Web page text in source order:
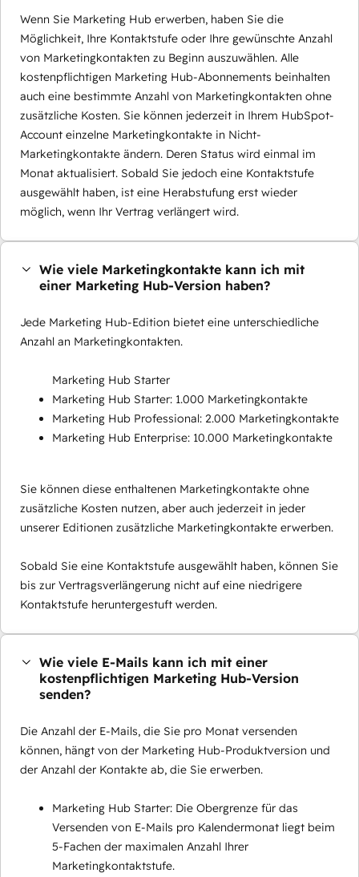
Wenn Sie Marketing Hub erwerben, haben Sie die
Möglichkeit, Ihre Kontaktstufe oder Ihre gewünschte Anzahl
von Marketingkontakten zu Beginn auszuwählen. Alle
kostenpflichtigen Marketing Hub-Abonnements beinhalten
auch eine bestimmte Anzahl von Marketingkontakten ohne
zusätzliche Kosten. Sie können jederzeit in Ihrem HubSpot-
Account einzelne Marketingkontakte in Nicht-
Marketingkontakte ändern. Deren Status wird einmal im
Monat aktualisiert. Sobald Sie jedoch eine Kontaktstufe
ausgewählt haben, ist eine Herabstufung erst wieder
möglich, wenn Ihr Vertrag verlängert wird.
Wie viele Marketingkontakte kann ich mit
einer Marketing Hub-Version haben?
Jede Marketing Hub-Edition bietet eine unterschiedliche
Anzahl an Marketingkontakten.
Marketing Hub Starter
Marketing Hub Starter: 1.000 Marketingkontakte
Marketing Hub Professional: 2.000 Marketingkontakte
Marketing Hub Enterprise: 10.000 Marketingkontakte
Sie können diese enthaltenen Marketingkontakte ohne
zusätzliche Kosten nutzen, aber auch jederzeit in jeder
unserer Editionen zusätzliche Marketingkontakte erwerben.
Sobald Sie eine Kontaktstufe ausgewählt haben, können Sie
bis zur Vertragsverlängerung nicht auf eine niedrigere
Kontaktstufe heruntergestuft werden.
Wie viele E-Mails kann ich mit einer
kostenpflichtigen Marketing Hub-Version
senden?
Die Anzahl der E-Mails, die Sie pro Monat versenden
können, hängt von der Marketing Hub-Produktversion und
der Anzahl der Kontakte ab, die Sie erwerben.
Marketing Hub Starter: Die Obergrenze für das
Versenden von E-Mails pro Kalendermonat liegt beim
5-Fachen der maximalen Anzahl Ihrer
Marketingkontaktstufe.